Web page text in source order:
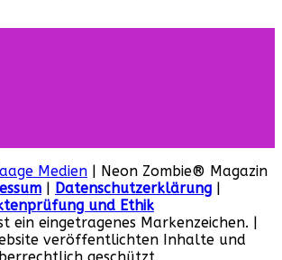
Medien | Neon Zombie® Magazin
| Datenschutzerklärung |
und Ethik
ein eingetragenes Markenzeichen. |
veröffentlichten Inhalte und
geschützt.